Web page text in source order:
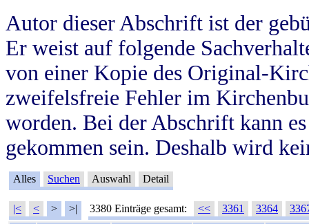
Autor dieser Abschrift ist der
Er weist auf folgende
von einer Kopie des Original-
zweifelsfreie Fehler im
worden. Bei der Abschrift kann
gekommen sein. Deshalb wird
Alles Suchen Auswahl Detail
|< < > >| 3380 Einträge gesamt: << 3361 3364